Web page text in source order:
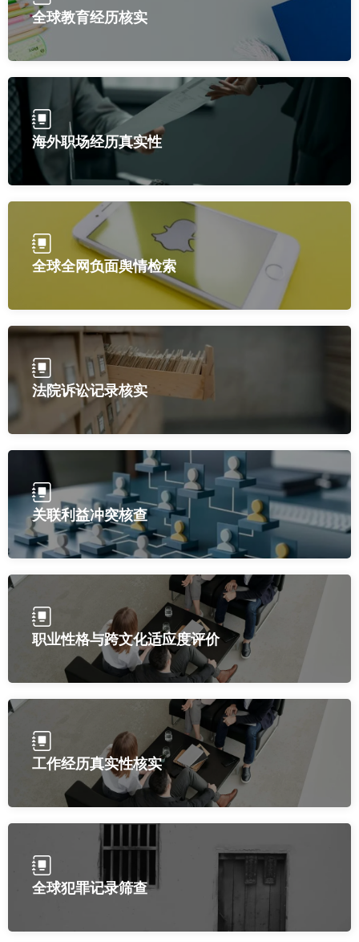
全球教育经历核实
海外职场经历真实性
全球全网负面舆情检索
法院诉讼记录核实
关联利益冲突核查
职业性格与跨文化适应度评价
工作经历真实性核实
全球犯罪记录筛查